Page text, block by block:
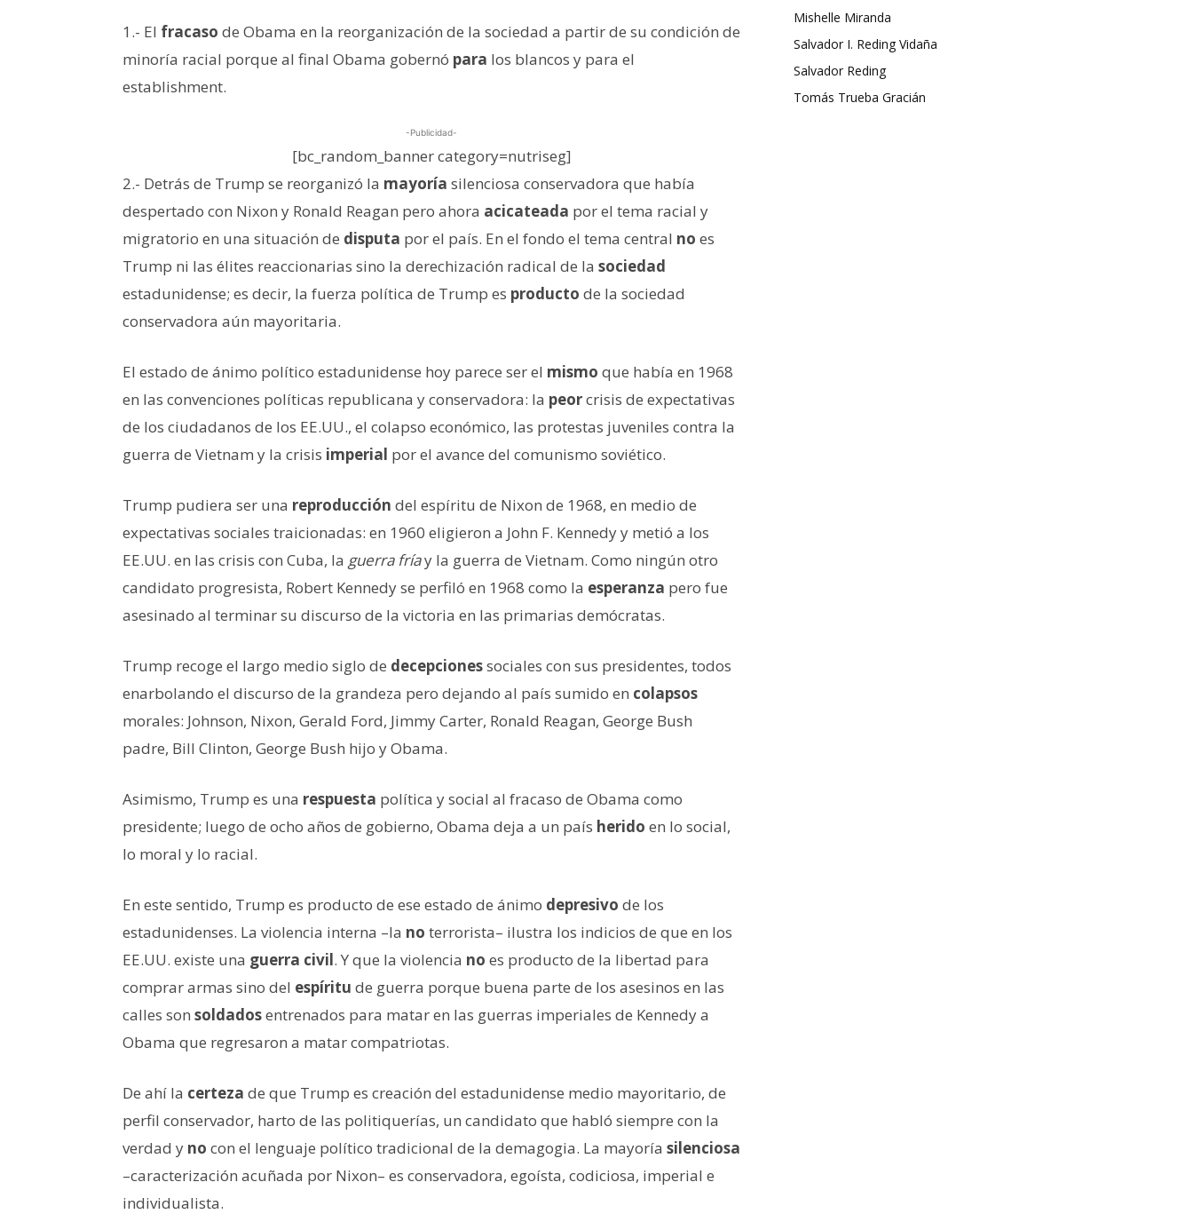
1.- El fracaso de Obama en la reorganización de la sociedad a partir de su condición de
minoría racial porque al final Obama gobernó para los blancos y para el
establishment.
-Publicidad-
[bc_random_banner category=nutriseg]
2.- Detrás de Trump se reorganizó la mayoría silenciosa conservadora que había
despertado con Nixon y Ronald Reagan pero ahora acicateada por el tema racial y
migratorio en una situación de disputa por el país. En el fondo el tema central no es
Trump ni las élites reaccionarias sino la derechización radical de la sociedad
estadunidense; es decir, la fuerza política de Trump es producto de la sociedad
conservadora aún mayoritaria.
El estado de ánimo político estadunidense hoy parece ser el mismo que había en 1968
en las convenciones políticas republicana y conservadora: la peorcrisis de expectativas
de los ciudadanos de los EE.UU., el colapso económico, las protestas juveniles contra la
guerra de Vietnam y la crisis imperial por el avance del comunismo soviético.
Trump pudiera ser una reproducción del espíritu de Nixon de 1968, en medio de
expectativas sociales traicionadas: en 1960 eligieron a John F. Kennedy y metió a los
EE.UU. en las crisis con Cuba, la guerra fríay la guerra de Vietnam. Como ningún otro
candidato progresista, Robert Kennedy se perfiló en 1968 como la esperanza pero fue
asesinado al terminar su discurso de la victoria en las primarias demócratas.
Trump recoge el largo medio siglo de decepcionessociales con sus presidentes, todos
enarbolando el discurso de la grandeza pero dejando al país sumido en colapsos
morales: Johnson, Nixon, Gerald Ford, Jimmy Carter, Ronald Reagan, George Bush
padre, Bill Clinton, George Bush hijo y Obama.
Asimismo, Trump es una respuesta política y social al fracaso de Obama como
presidente; luego de ocho años de gobierno, Obama deja a un país herido en lo social,
lo moral y lo racial.
En este sentido, Trump es producto de ese estado de ánimo depresivo de los
estadunidenses. La violencia interna –la no terrorista– ilustra los indicios de que en los
EE.UU. existe una guerra civil. Y que la violencia no es producto de la libertad para
comprar armas sino del espíritu de guerra porque buena parte de los asesinos en las
calles son soldadosentrenados para matar en las guerras imperiales de Kennedy a
Obama que regresaron a matar compatriotas.
De ahí la certeza de que Trump es creación del estadunidense medio mayoritario, de
perfil conservador, harto de las politiquerías, un candidato que habló siempre con la
verdad y no con el lenguaje político tradicional de la demagogia. La mayoría silenciosa
–caracterización acuñada por Nixon– es conservadora, egoísta, codiciosa, imperial e
individualista.
Mishelle Miranda
Salvador I. Reding Vidaña
Salvador Reding
Tomás Trueba Gracián